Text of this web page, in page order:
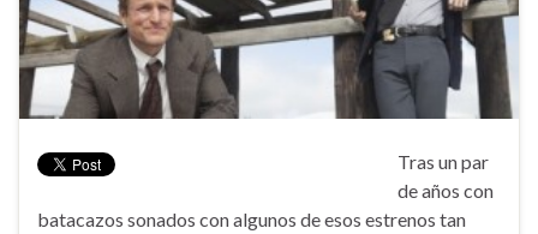
Tras un par
de años con
batacazos sonados con algunos de esos estrenos tan